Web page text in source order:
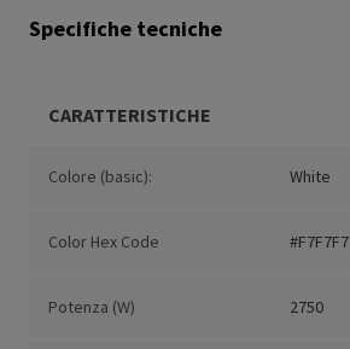
Specifiche tecniche
CARATTERISTICHE
Colore (basic): White
Color Hex Code #F7F7F7
Potenza (W) 2750